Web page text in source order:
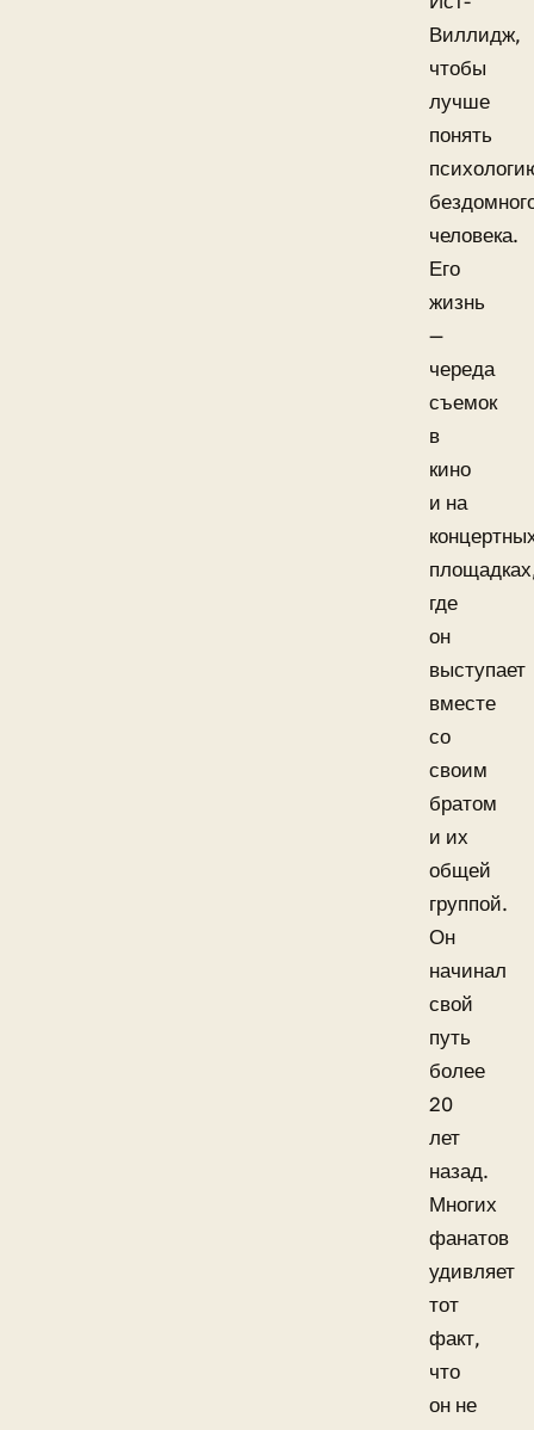
Виллидж,
чтобы
лучше
понять
человека.
Его
жизнь
—
череда
съемок
в
кино
и на
где
он
выступает
вместе
со
своим
братом
и их
общей
группой.
Он
начинал
свой
путь
более
20
лет
назад.
Многих
фанатов
удивляет
тот
факт,
что
он не